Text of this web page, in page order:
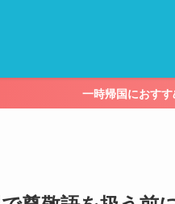
一時帰国におす